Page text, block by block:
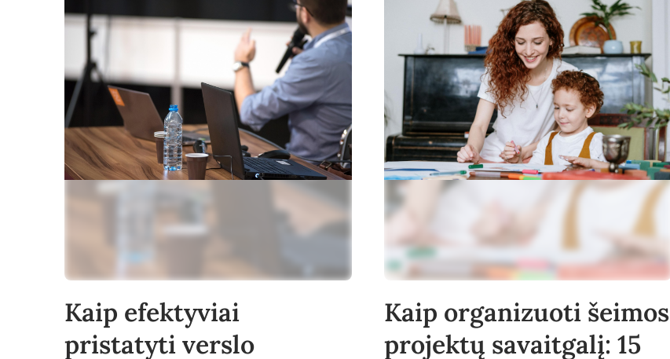
Kaip efektyviai
pristatyti verslo
Kaip organizuoti šeimos
projektų savaitgalį: 15